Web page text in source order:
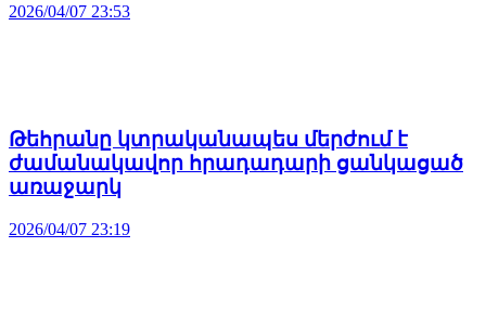
2026/04/07 23:53
Թեհրանը կտրականապես մերժում է
ժամանակավոր հրադադարի ցանկացած
առաջարկ
2026/04/07 23:19